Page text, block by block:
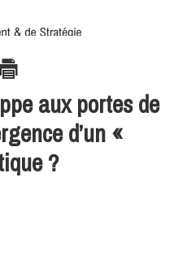
aux portes de
d’un «
?